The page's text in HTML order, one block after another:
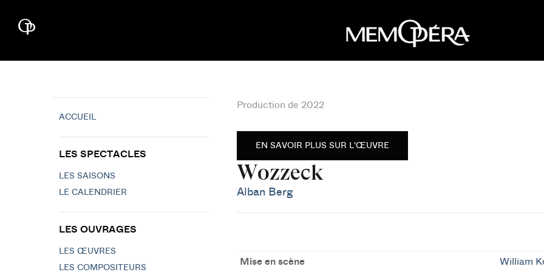
Production de 2022
EN SAVOIR PLUS SUR L'ŒUVRE
Wozzeck
Alban Berg
Mise en scène William
ACCUEIL
LES SPECTACLES
LES SAISONS
LE CALENDRIER
LES OUVRAGES
LES ŒUVRES
LES COMPOSITEURS